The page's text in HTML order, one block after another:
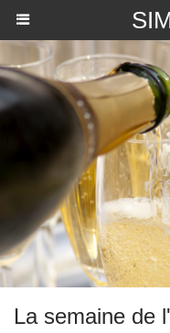
La semaine de